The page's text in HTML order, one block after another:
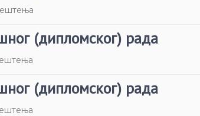
(дипломског) рада
(дипломског) рада